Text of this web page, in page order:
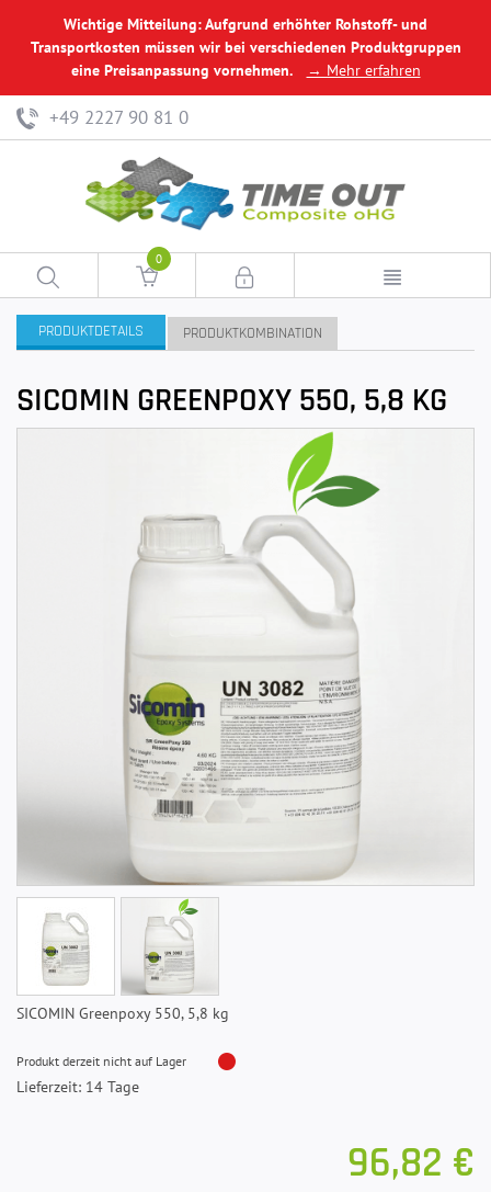
Wichtige Mitteilung: Aufgrund erhöhter Rohstoff- und
Transportkosten müssen wir bei verschiedenen Produktgruppen
eine Preisanpassung vornehmen.
→ Mehr erfahren
+49 2227 90 81 0
0
PRODUKTDETAILS PRODUKTKOMBINATION
SICOMIN GREENPOXY 550, 5,8 KG
SICOMIN Greenpoxy 550, 5,8 kg
Produkt derzeit nicht auf Lager
Lieferzeit: 14 Tage
96,82 €